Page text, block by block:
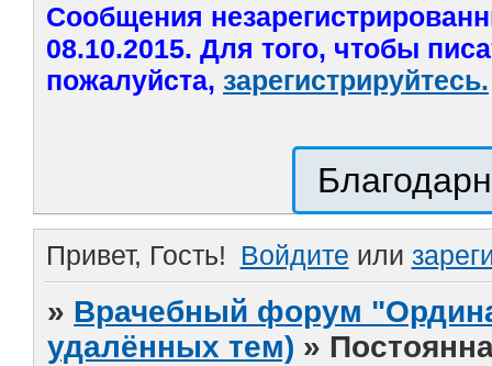
Сообщения
08.10.2015. Для того, чтобы
пожалуйста, зарегистрируйтесь.
Привет, Гость! Войдите или
» Врачебный форум
удалённых тем) »